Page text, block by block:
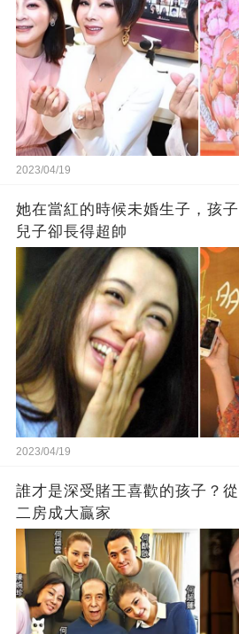
2023/04/19
她在當紅的時候未婚生子，孩
兒子卻長得超帥
2023/04/19
誰才是深受賭王喜歡的孩子？
二房成大贏家